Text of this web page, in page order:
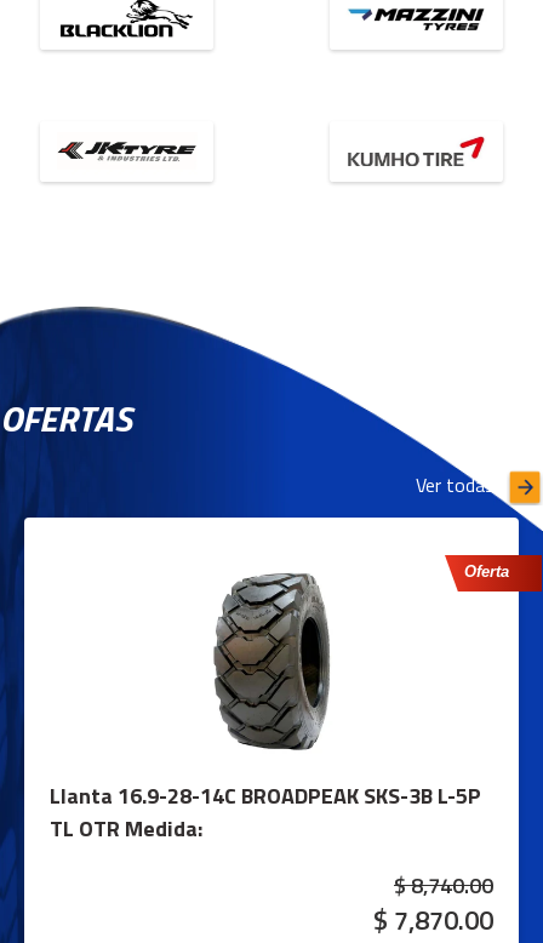
OFERTAS
Ver todas
Oferta
Llanta 16.9-28-14C BROADPEAK SKS-3B L-5P
TL OTR Medida:
$ 8,740.00
$ 7,870.00